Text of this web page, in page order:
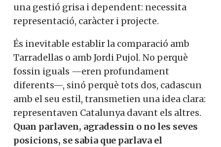
una gestió grisa i dependent: necessita
representació, caràcter i projecte.
És inevitable establir la comparació amb
Tarradellas o amb Jordi Pujol. No perquè
fossin iguals —eren profundament
diferents—, sinó perquè tots dos, cadascun
amb el seu estil, transmetien una idea clara:
representaven Catalunya davant els altres.
Quan parlaven, agradessin o no les seves
posicions, se sabia que parlava el